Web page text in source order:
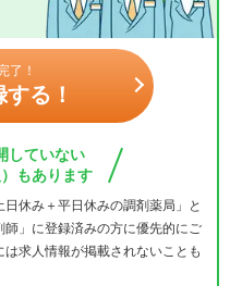
了！
る！
していない
もあります
日休み＋平日休みの調剤薬局」と
」に登録済みの方に優先的にご
求人情報が掲載されないことも